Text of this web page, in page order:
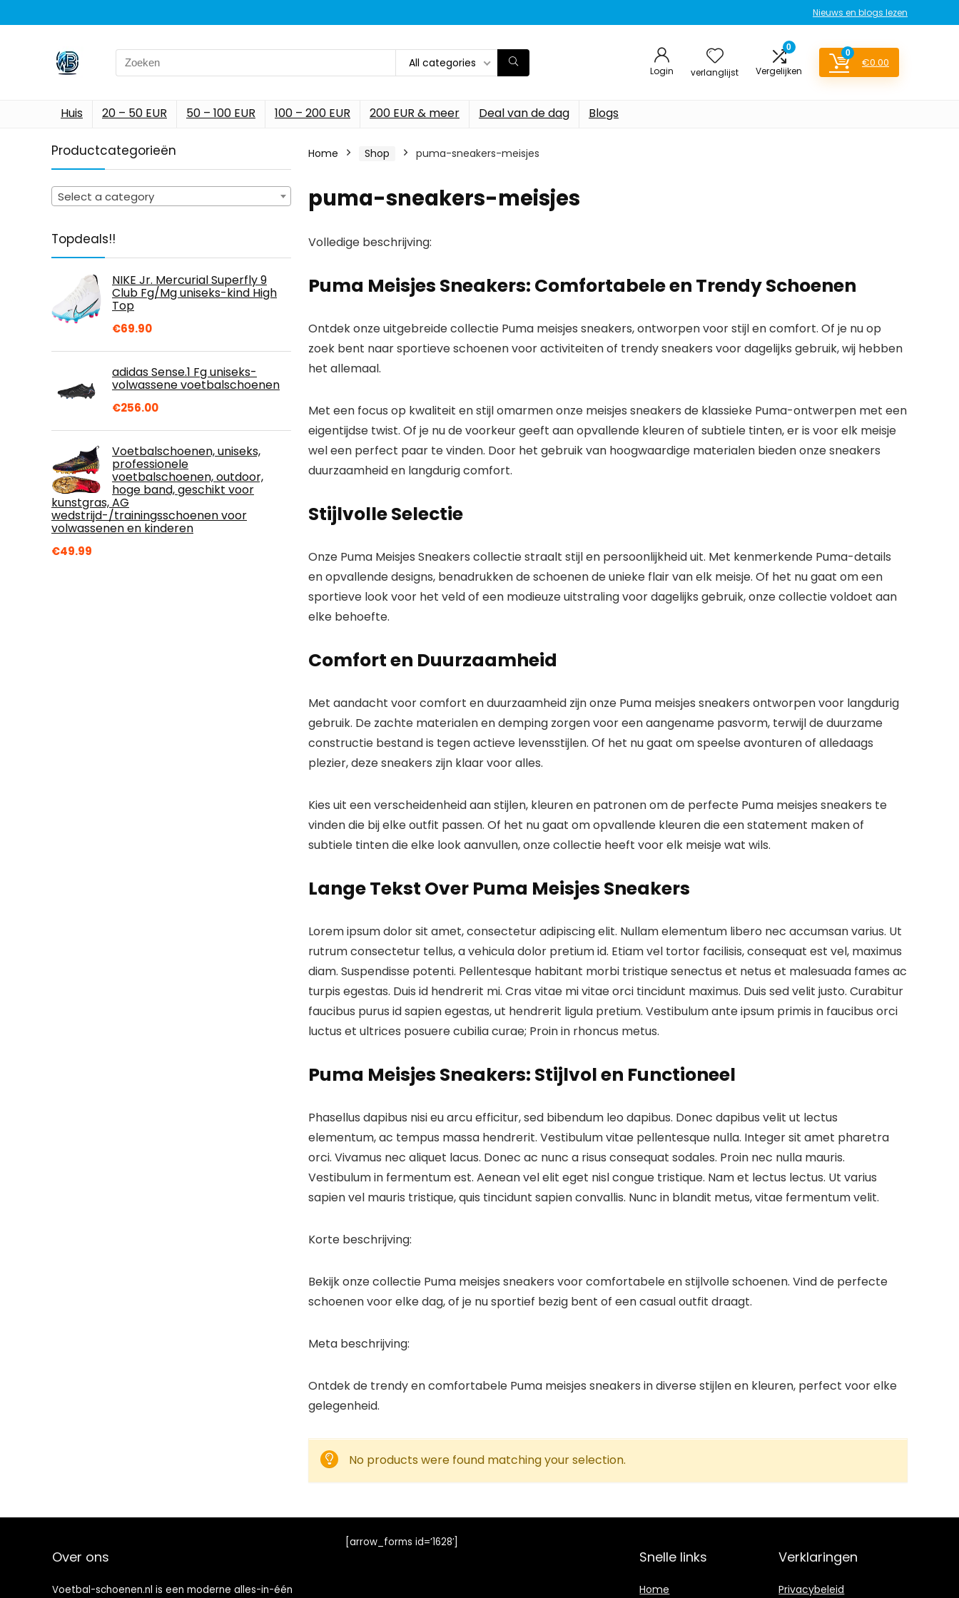
Nieuws en blogs lezen
Search
for:
All categories
Login verlanglijst
0
Vergelijken
0
€0.00
Huis 20 – 50 EUR 50 – 100 EUR 100 – 200 EUR 200 EUR & meer Deal van de dag Blogs
Productcategorieën
Select a category
Topdeals!!
NIKE Jr. Mercurial Superfly 9
Club Fg/Mg uniseks-kind High
Top
€69.90
adidas Sense.1 Fg uniseks-
volwassene voetbalschoenen
€256.00
Voetbalschoenen, uniseks,
professionele
voetbalschoenen, outdoor,
hoge band, geschikt voor
kunstgras, AG
wedstrijd-/trainingsschoenen voor
volwassenen en kinderen
€49.99
Home Shop puma-sneakers-meisjes
puma-sneakers-meisjes
Volledige beschrijving:
Puma Meisjes Sneakers: Comfortabele en Trendy Schoenen
Ontdek onze uitgebreide collectie Puma meisjes sneakers, ontworpen voor stijl en comfort. Of je nu op
zoek bent naar sportieve schoenen voor activiteiten of trendy sneakers voor dagelijks gebruik, wij hebben
het allemaal.
Met een focus op kwaliteit en stijl omarmen onze meisjes sneakers de klassieke Puma-ontwerpen met een
eigentijdse twist. Of je nu de voorkeur geeft aan opvallende kleuren of subtiele tinten, er is voor elk meisje
wel een perfect paar te vinden. Door het gebruik van hoogwaardige materialen bieden onze sneakers
duurzaamheid en langdurig comfort.
Stijlvolle Selectie
Onze Puma Meisjes Sneakers collectie straalt stijl en persoonlijkheid uit. Met kenmerkende Puma-details
en opvallende designs, benadrukken de schoenen de unieke flair van elk meisje. Of het nu gaat om een
sportieve look voor het veld of een modieuze uitstraling voor dagelijks gebruik, onze collectie voldoet aan
elke behoefte.
Comfort en Duurzaamheid
Met aandacht voor comfort en duurzaamheid zijn onze Puma meisjes sneakers ontworpen voor langdurig
gebruik. De zachte materialen en demping zorgen voor een aangename pasvorm, terwijl de duurzame
constructie bestand is tegen actieve levensstijlen. Of het nu gaat om speelse avonturen of alledaags
plezier, deze sneakers zijn klaar voor alles.
Kies uit een verscheidenheid aan stijlen, kleuren en patronen om de perfecte Puma meisjes sneakers te
vinden die bij elke outfit passen. Of het nu gaat om opvallende kleuren die een statement maken of
subtiele tinten die elke look aanvullen, onze collectie heeft voor elk meisje wat wils.
Lange Tekst Over Puma Meisjes Sneakers
Lorem ipsum dolor sit amet, consectetur adipiscing elit. Nullam elementum libero nec accumsan varius. Ut
rutrum consectetur tellus, a vehicula dolor pretium id. Etiam vel tortor facilisis, consequat est vel, maximus
diam. Suspendisse potenti. Pellentesque habitant morbi tristique senectus et netus et malesuada fames ac
turpis egestas. Duis id hendrerit mi. Cras vitae mi vitae orci tincidunt maximus. Duis sed velit justo. Curabitur
faucibus purus id sapien egestas, ut hendrerit ligula pretium. Vestibulum ante ipsum primis in faucibus orci
luctus et ultrices posuere cubilia curae; Proin in rhoncus metus.
Puma Meisjes Sneakers: Stijlvol en Functioneel
Phasellus dapibus nisi eu arcu efficitur, sed bibendum leo dapibus. Donec dapibus velit ut lectus
elementum, ac tempus massa hendrerit. Vestibulum vitae pellentesque nulla. Integer sit amet pharetra
orci. Vivamus nec aliquet lacus. Donec ac nunc a risus consequat sodales. Proin nec nulla mauris.
Vestibulum in fermentum est. Aenean vel elit eget nisl congue tristique. Nam et lectus lectus. Ut varius
sapien vel mauris tristique, quis tincidunt sapien convallis. Nunc in blandit metus, vitae fermentum velit.
Korte beschrijving:
Bekijk onze collectie Puma meisjes sneakers voor comfortabele en stijlvolle schoenen. Vind de perfecte
schoenen voor elke dag, of je nu sportief bezig bent of een casual outfit draagt.
Meta beschrijving:
Ontdek de trendy en comfortabele Puma meisjes sneakers in diverse stijlen en kleuren, perfect voor elke
gelegenheid.
No products were found matching your selection.
Over ons
Voetbal-schoenen.nl is een moderne alles-in-één
[arrow_forms id=’1628′]
Snelle links
Home
Verklaringen
Privacybeleid